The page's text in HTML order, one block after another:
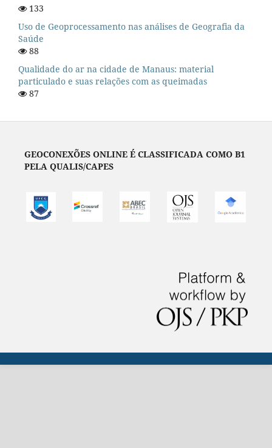
133
Uso de Geoprocessamento nas análises de Geografia da
Saúde
88
Qualidade do ar na cidade de Manaus: material
particulado e suas relações com as queimadas
87
GEOCONEXÕES ONLINE É CLASSIFICADA COMO B1
PELA QUALIS/CAPES